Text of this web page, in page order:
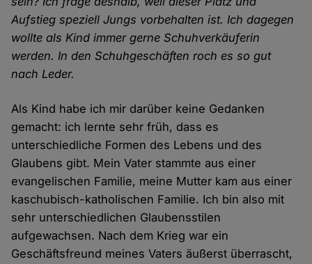
Aufstieg speziell Jungs vorbehalten ist. Ich dagegen
wollte als Kind immer gerne Schuhverkäuferin
werden. In den Schuhgeschäften roch es so gut
nach Leder.
Als Kind habe ich mir darüber keine Gedanken
gemacht: ich lernte sehr früh, dass es
unterschiedliche Formen des Lebens und des
Glaubens gibt. Mein Vater stammte aus einer
evangelischen Familie, meine Mutter kam aus einer
kaschubisch-katholischen Familie. Ich bin also mit
sehr unterschiedlichen Glaubensstilen
aufgewachsen. Nach dem Krieg war ein
Geschäftsfreund meines Vaters äußerst überrascht,